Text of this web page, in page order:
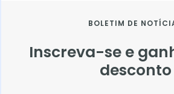
BOLETIM DE
Inscreva-se e
desconto